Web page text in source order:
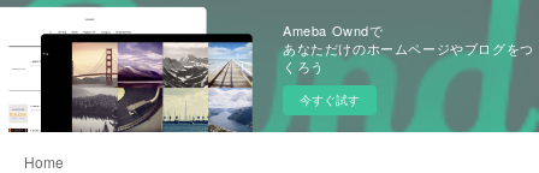
Ameba Owndで
あなただけのホームページやブログをつ
くろう
今すぐ試す
Home